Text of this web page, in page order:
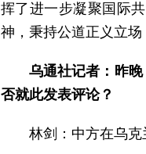
挥了进一步凝聚国际
神，秉持公道正义立场
乌通社记者：昨
否就此发表评论？
林剑：中方在乌克